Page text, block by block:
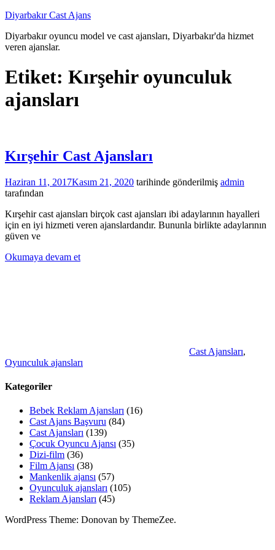
İçeriğe
Diyarbakır Cast Ajans
Diyarbakır oyuncu model ve cast ajansları, Diyarbakır'da hizmet
veren ajanslar.
Etiket: Kırşehir oyunculuk
ajansları
Kırşehir Cast Ajansları
Haziran 11, 2017Kasım 21, 2020 tarihinde gönderilmiş admin
tarafından
Kırşehir cast ajansları birçok cast ajansları ibi adaylarının hayalleri
için en iyi hizmeti veren ajanslardandır. Bununla birlikte adaylarının
güven ve
Okumaya devam et
Cast Ajansları,
Oyunculuk ajansları
Kategoriler
Bebek Reklam Ajansları (16)
Cast Ajans Başvuru (84)
Cast Ajansları (139)
Çocuk Oyuncu Ajansı (35)
Dizi-film (36)
Film Ajansı (38)
Mankenlik ajansı (57)
Oyunculuk ajansları (105)
Reklam Ajansları (45)
WordPress Theme: Donovan by ThemeZee.